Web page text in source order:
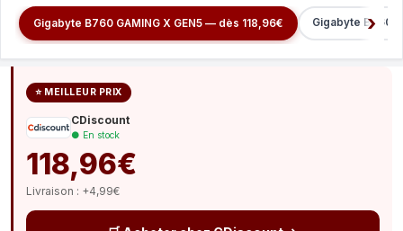
Gigabyte B760 GAMING X GEN5 — dès 118,96€ Gigabyte
⭐ MEILLEUR PRIX
CDiscount
● En stock
118,96€
Livraison : +4,99€